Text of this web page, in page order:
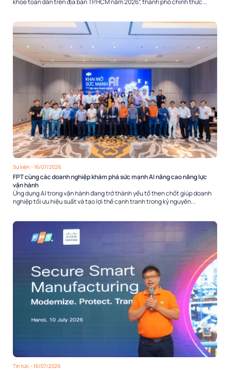
khỏe toàn dân trên địa bàn TP.HCM năm 2026”, thành phố chính thức...
Sự kiện- 16/07/2026
FPT cùng các doanh nghiệp khám phá sức mạnh AI nâng cao năng lực
vận hành
Ứng dụng AI trong vận hành đang trở thành yếu tố then chốt giúp doanh
nghiệp tối ưu hiệu suất và tạo lợi thế cạnh tranh trong kỷ nguyên...
Tin tức - 16/07/2026